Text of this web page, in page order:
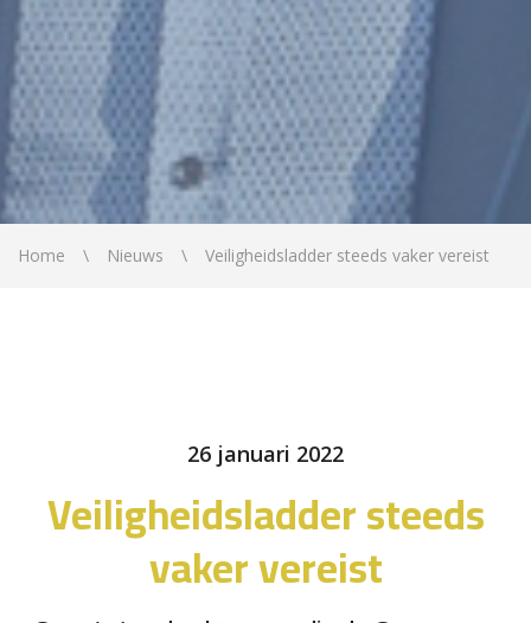
Home Nieuws Veiligheidsladder steeds vaker vereist
26 januari 2022
Veiligheidsladder steeds
vaker vereist